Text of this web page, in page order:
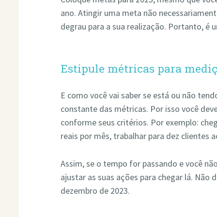
ano. Atingir uma meta não
degrau para a sua realização. Portanto, é
Estipule métricas para
E como você vai saber se está ou não
constante das métricas. Por isso você
conforme seus critérios. Por exemplo:
reais por mês, trabalhar para dez clientes
Assim, se o tempo for passando e você
ajustar as suas ações para chegar lá. Não
dezembro de 2023.